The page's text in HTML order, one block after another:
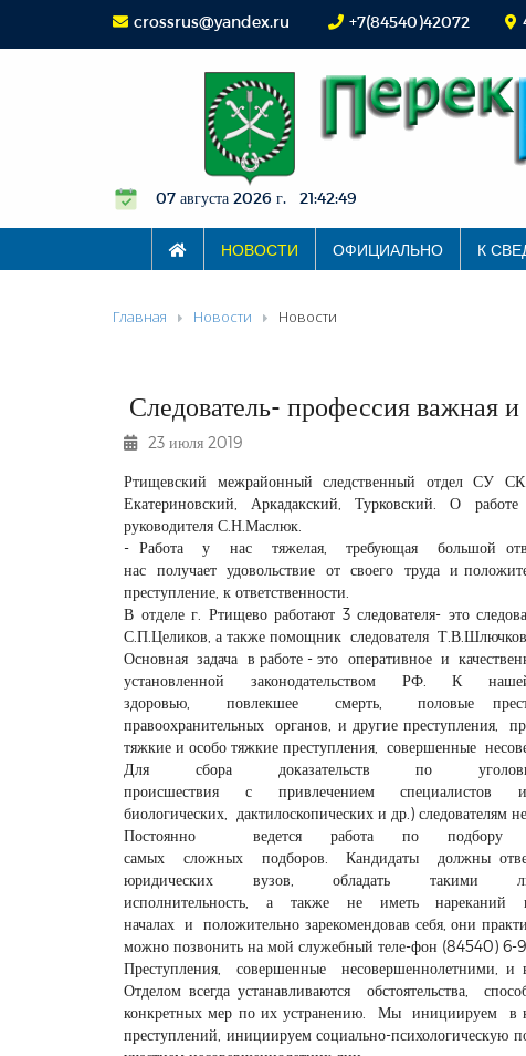
crossrus@yandex.ru +7(84540)42072
07 августа 2026 г. 21:42:49
НОВОСТИ ОФИЦИАЛЬНО К
Главная Новости Новости
Следователь- профессия важная
23 июля 2019
Ртищевский межрайонный следственный отдел СУ
Екатериновский, Аркадакский, Турковский. О работе
руководителя С.Н.Маслюк.
- Работа у нас тяжелая, требующая большой
нас получает удовольствие от своего труда и
преступление, к ответственности.
В отделе г. Ртищево работают 3 следователя- это
С.П.Целиков, а также помощник следователя
Основная задача в работе - это оперативное и
установленной законодательством РФ. К нашей
здоровью, повлекшее смерть, половые
правоохранительных органов, и другие преступления,
тяжкие и особо тяжкие преступления, совершенные
Для сбора доказательств по
происшествия с привлечением специалистов и
биологических, дактилоскопических и др.)
Постоянно ведется работа по подбору
самых сложных подборов. Кандидаты должны
юридических вузов, обладать такими
исполнительность, а также не иметь
началах и положительно зарекомендовав себя, они
можно позвонить на мой служебный теле-фон (84540) 6-
Преступления, совершенные несовершеннолетними, и
Отделом всегда устанавливаются обстоятельства,
конкретных мер по их устранению. Мы инициируем в
преступлений, инициируем социально-психологическую